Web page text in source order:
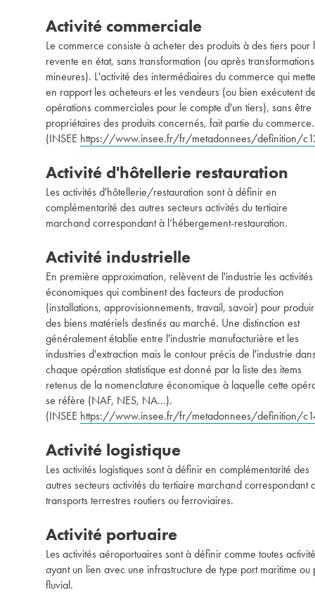
Activité commerciale
Le commerce consiste à acheter des produits à des tiers pour
revente en état, sans transformation (ou après transformations
mineures). L'activité des intermédiaires du commerce qui
en rapport les acheteurs et les vendeurs (ou bien exécutent
opérations commerciales pour le compte d'un tiers), sans être
propriétaires des produits concernés, fait partie du commerce.
(INSEE https://www.insee.fr/fr/metadonnees/definition/
Activité d'hôtellerie restauration
Les activités d'hôtellerie/restauration sont à définir en
complémentarité des autres secteurs activités du tertiaire
marchand correspondant à l’hébergement-restauration.
Activité industrielle
En première approximation, relèvent de l'industrie les activités
économiques qui combinent des facteurs de production
(installations, approvisionnements, travail, savoir) pour
des biens matériels destinés au marché. Une distinction est
généralement établie entre l'industrie manufacturière et les
industries d'extraction mais le contour précis de l'industrie
chaque opération statistique est donné par la liste des items
retenus de la nomenclature économique à laquelle cette
se réfère (NAF, NES, NA...).
(INSEE https://www.insee.fr/fr/metadonnees/definition/
Activité logistique
Les activités logistiques sont à définir en complémentarité des
autres secteurs activités du tertiaire marchand correspondant
transports terrestres routiers ou ferroviaires.
Activité portuaire
Les activités aéroportuaires sont à définir comme toutes
ayant un lien avec une infrastructure de type port maritime ou
fluvial.